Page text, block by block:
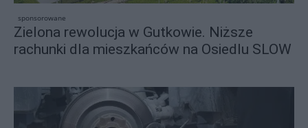
sponsorowane
Zielona rewolucja w Gutkowie. Niższe
rachunki dla mieszkańców na Osiedlu SLOW